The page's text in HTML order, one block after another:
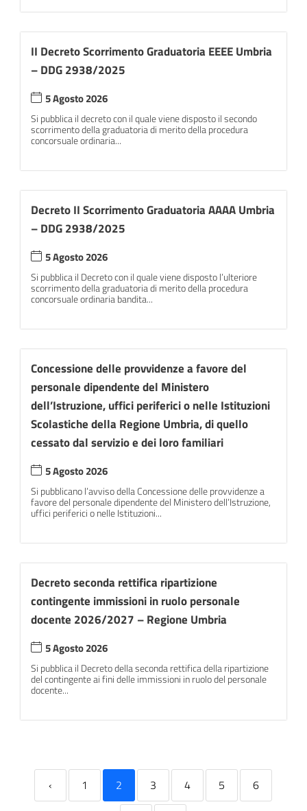
II Decreto Scorrimento Graduatoria EEEE Umbria
– DDG 2938/2025
5 Agosto 2026
Si pubblica il decreto con il quale viene disposto il secondo
scorrimento della graduatoria di merito della procedura
concorsuale ordinaria...
Decreto II Scorrimento Graduatoria AAAA Umbria
– DDG 2938/2025
5 Agosto 2026
Si pubblica il Decreto con il quale viene disposto l’ulteriore
scorrimento della graduatoria di merito della procedura
concorsuale ordinaria bandita...
Concessione delle provvidenze a favore del
personale dipendente del Ministero
dell’Istruzione, uffici periferici o nelle Istituzioni
Scolastiche della Regione Umbria, di quello
cessato dal servizio e dei loro familiari
5 Agosto 2026
Si pubblicano l’avviso della Concessione delle provvidenze a
favore del personale dipendente del Ministero dell’Istruzione,
uffici periferici o nelle Istituzioni...
Decreto seconda rettifica ripartizione
contingente immissioni in ruolo personale
docente 2026/2027 – Regione Umbria
5 Agosto 2026
Si pubblica il Decreto della seconda rettifica della ripartizione
del contingente ai fini delle immissioni in ruolo del personale
docente...
‹ 1 2 3 4 5 6